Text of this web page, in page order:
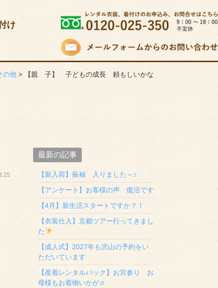
け
の他 > 【親 子】 子どもの成長 頼もしいかな
最新の記事
【新入荷】振袖 入りました～♪
【アンケート】お客様の声 復活です
【4月】新生活スタートですか？！
【衣装仕入】京都ツアー行ってきまし
た
【成人式】2027年も沢山の予約をい
ただいています
【産着レンタルパック】お宮参り お
母様もお着物いかが♬